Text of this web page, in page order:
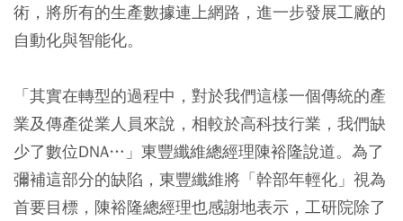
術，將所有的生產數據連上網路，進一步發展工廠的
自動化與智能化。
「其實在轉型的過程中，對於我們這樣一個傳統的產
業及傳產從業人員來說，相較於高科技行業，我們缺
少了數位DNA…」東豐纖維總經理陳裕隆說道。為了
彌補這部分的缺陷，東豐纖維將「幹部年輕化」視為
首要目標，陳裕隆總經理也感謝地表示，工研院除了